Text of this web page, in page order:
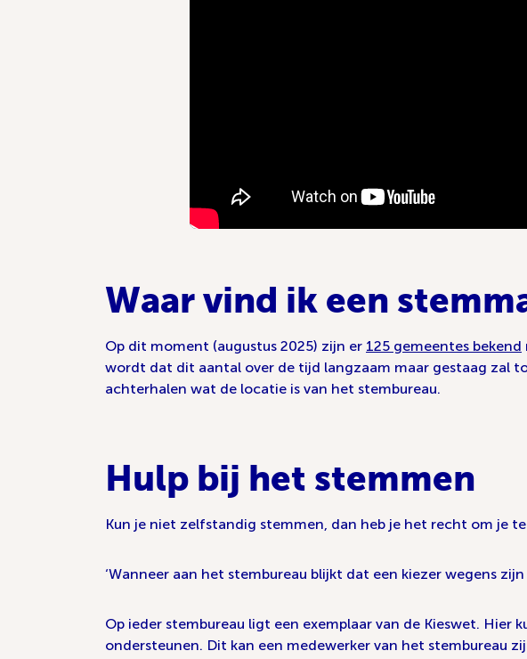
Waar vind ik een
Op dit moment (augustus 2025) zijn er 125 gemeentes bekend
wordt dat dit aantal over de tijd langzaam maar gestaag zal
achterhalen wat de locatie is van het stembureau.
Hulp bij het stemmen
Kun je niet zelfstandig stemmen, dan heb je het recht om je
‘Wanneer aan het stembureau blijkt dat een kiezer wegens
Op ieder stembureau ligt een exemplaar van de Kieswet.
ondersteunen. Dit kan een medewerker van het stembureau